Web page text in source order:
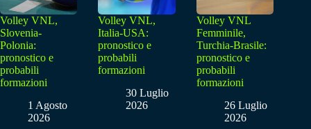
Volley VNL,
Slovenia-
Polonia:
pronostico e
probabili
formazioni
1 Agosto
2026
Volley VNL,
Italia-USA:
pronostico e
probabili
formazioni
30 Luglio
2026
Volley VNL
Femminile,
Turchia-Brasile:
pronostico e
probabili
formazioni
26 Luglio
2026